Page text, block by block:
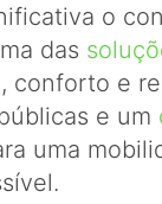
o
das
conforto e
e um
uma